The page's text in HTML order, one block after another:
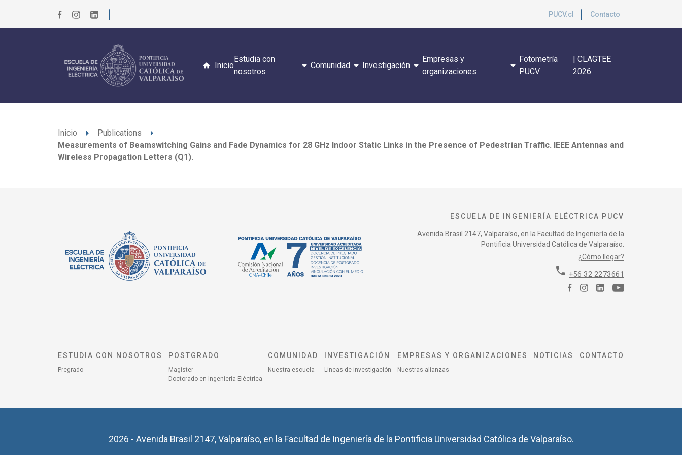
PUCV.cl Contacto
Inicio
Estudia con
nosotros
arrow_drop_down Comunidadarrow_drop_down Investigaciónarrow_drop_down
Empresas y
organizaciones
arrow_drop_down
Fotometría
PUCV
| CLAGTEE
2026
Inicio arrow_right Publications arrow_right
Measurements of Beamswitching Gains and Fade Dynamics for 28 GHz Indoor Static Links in the Presence of Pedestrian Traffic. IEEE Antennas and
Wireless Propagation Letters (Q1).
ESCUELA DE INGENIERÍA ELÉCTRICA PUCV
Avenida Brasil 2147, Valparaíso, en la Facultad de Ingeniería de la
Pontificia Universidad Católica de Valparaíso.
¿Cómo llegar?
phone +56 32 2273661
ESTUDIA CON NOSOTROS
Pregrado
POSTGRADO
Magíster
Doctorado en Ingeniería Eléctrica
COMUNIDAD
Nuestra escuela
INVESTIGACIÓN
Lineas de investigación
EMPRESAS Y ORGANIZACIONES
Nuestras alianzas
NOTICIAS CONTACTO
2026 - Avenida Brasil 2147, Valparaíso, en la Facultad de Ingeniería de la Pontificia Universidad Católica de Valparaíso.